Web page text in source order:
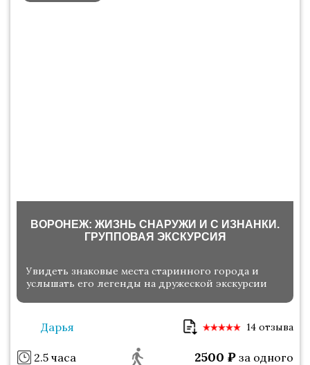
ВОРОНЕЖ: ЖИЗНЬ СНАРУЖИ И С ИЗНАНКИ.
ГРУППОВАЯ ЭКСКУРСИЯ
Увидеть знаковые места старинного города и
услышать его легенды на дружеской экскурсии
Дарья 14 отзыва
2.5 часа 2500 ₽ за одного